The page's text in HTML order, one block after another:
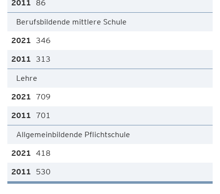
86
Berufsbildende mittlere Schule
346
313
Lehre
709
701
Allgemeinbildende Pflichtschule
418
530